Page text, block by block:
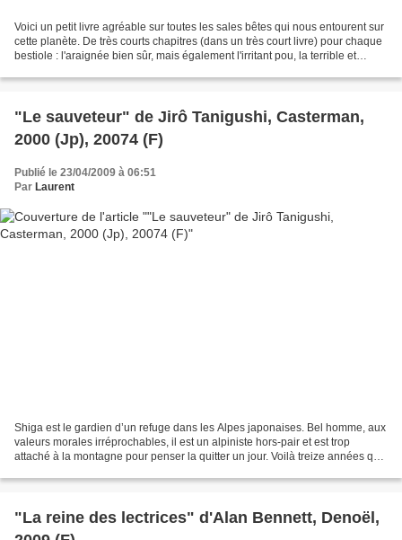
Voici un petit livre agréable sur toutes les sales bêtes qui nous entourent sur
cette planète. De très courts chapitres (dans un très court livre) pour chaque
bestiole : l'araignée bien sûr, mais également l'irritant pou, la terrible et
"Le sauveteur" de Jirô Tanigushi, Casterman,
2000 (Jp), 20074 (F)
Publié le 23/04/2009 à 06:51
Par Laurent
Shiga est le gardien d’un refuge dans les Alpes japonaises. Bel homme, aux
valeurs morales irréprochables, il est un alpiniste hors-pair et est trop
attaché à la montagne pour penser la quitter un jour. Voilà treize années qu’il
"La reine des lectrices" d'Alan Bennett, Denoël,